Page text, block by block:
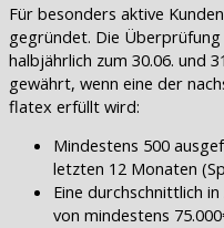
Für besonders aktive
gegründet. Die
halbjährlich zum 30.06. und
gewährt, wenn eine der
flatex erfüllt wird:
Mindestens 500
letzten 12 Monaten
Eine durchschnittlich
von mindestens